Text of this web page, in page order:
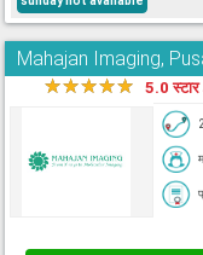
Mahajan Imaging,
★★★★★ 5.0 स्टार